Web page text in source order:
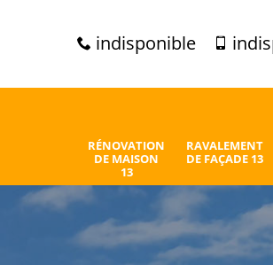
indisponible
RÉNOVATION
DE MAISON
13
RAVALEMENT
DE FAÇADE 13